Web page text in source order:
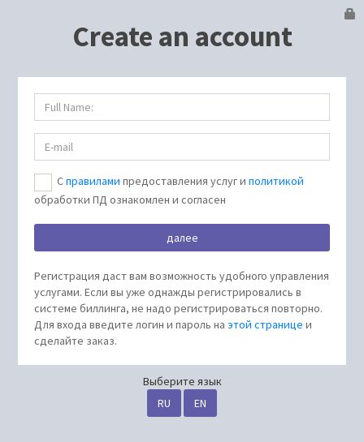
Create an account
Справилами предоставления услуг иполитикой
обработки ПД ознакомлен и согласен
Регистрация даст вам возможность удобного управления
услугами. Если вы уже однажды регистрировались в
системе биллинга, не надо регистрироваться повторно.
Для входа введите логин и пароль на этой странице и
сделайте заказ.
Выберите язык